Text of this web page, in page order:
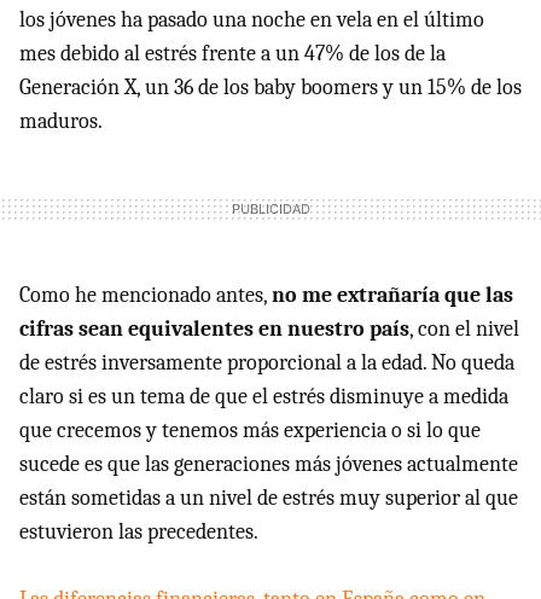
los jóvenes ha pasado una noche en vela en el último
mes debido al estrés frente a un 47% de los de la
Generación X, un 36 de los baby boomers y un 15% de los
maduros.
Como he mencionado antes,no me extrañaría que las
cifras sean equivalentes en nuestro país, con el nivel
de estrés inversamente proporcional a la edad. No queda
claro si es un tema de que el estrés disminuye a medida
que crecemos y tenemos más experiencia o si lo que
sucede es que las generaciones más jóvenes actualmente
están sometidas a un nivel de estrés muy superior al que
estuvieron las precedentes.